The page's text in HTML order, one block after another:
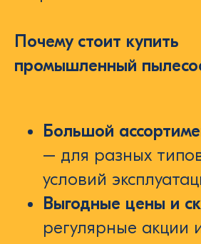
Почему стоит купить
промышленный
Большой
– для разных
условий
Выгодные цены и
регулярные акции